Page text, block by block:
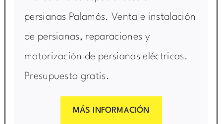
persianas Palamós. Venta e instalación
de persianas, reparaciones y
motorización de persianas eléctricas.
Presupuesto gratis.
MÁS INFORMACIÓN